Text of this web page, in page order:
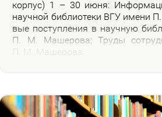
кор­пус) 1 – 30 июня:
на­уч­ной биб­лио­те­ки ВГУ име­ни
вые по­ступ­ле­ния в на­уч­ную
П. М. Ма­ше­ро­ва; Тру­ды